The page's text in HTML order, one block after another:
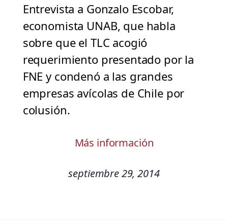
Entrevista a Gonzalo Escobar,
economista UNAB, que habla
sobre que el TLC acogió
requerimiento presentado por la
FNE y condenó a las grandes
empresas avícolas de Chile por
colusión.
Más información
septiembre 29, 2014